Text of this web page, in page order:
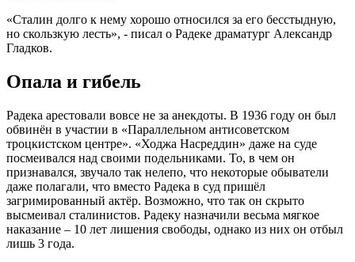
«Сталин долго к нему хорошо относился за его бесстыдную,
но скользкую лесть», - писал о Радеке драматург Александр
Гладков.
Опала и гибель
Радека арестовали вовсе не за анекдоты. В 1936 году он был
обвинён в участии в «Параллельном антисоветском
троцкистском центре». «Ходжа Насреддин» даже на суде
посмеивался над своими подельниками. То, в чем он
признавался, звучало так нелепо, что некоторые обыватели
даже полагали, что вместо Радека в суд пришёл
загримированный актёр. Возможно, что так он скрыто
высмеивал сталинистов. Радеку назначили весьма мягкое
наказание – 10 лет лишения свободы, однако из них он отбыл
лишь 3 года.